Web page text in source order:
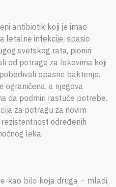
antibiotik koji je imao
letalne infekcije, spasio
svetskog rata, pioniri
od potrage za lekovima koji
opasne bakterije.
ograničena, a njegova
da podmiri rastuće potrebe.
za potragu za novim
određenih
leka.
kao bilo koja druga – mladi,